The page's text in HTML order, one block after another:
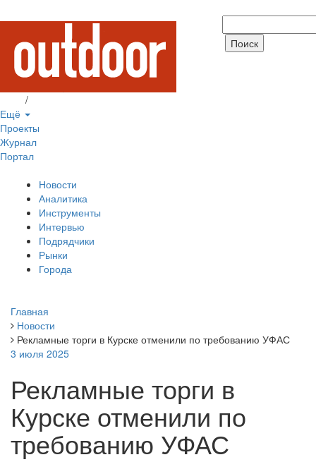
/
Ещё
Проекты
Журнал
Портал
Новости
Аналитика
Инструменты
Интервью
Подрядчики
Рынки
Города
Главная
Новости
Рекламные торги в Курске отменили по требованию УФАС
3 июля 2025
Рекламные торги в
Курске отменили по
требованию УФАС